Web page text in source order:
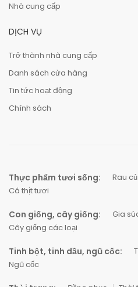
Nhà cung cấp
DỊCH VỤ
Trở thành nhà cung cấp
Danh sách cửa hàng
Tin tức hoạt động
Chính sách
Thực phẩm tươi sống: Rau
Cá thịt tươi
Con giống, cây giống: Gia
Cây giống các loại
Tinh bột, tinh dầu, ngũ cốc:
Ngũ cốc